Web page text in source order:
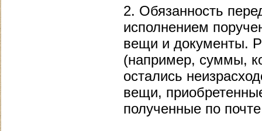
2. Обязанность
исполнением
вещи и документы.
(например, суммы,
остались
вещи,
полученные по